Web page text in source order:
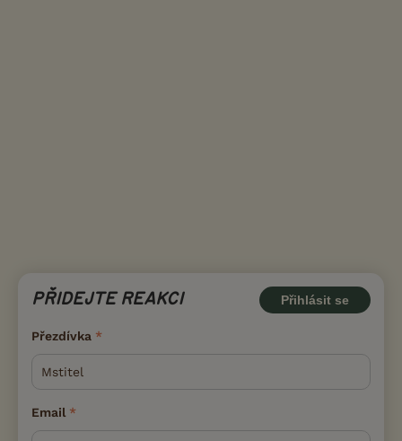
PŘIDEJTE REAKCI Přihlásit se
Přezdívka
Email